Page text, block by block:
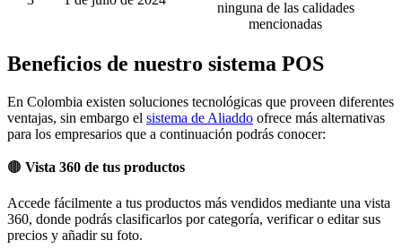
ninguna de las calidades
mencionadas
Beneficios de nuestro sistema POS
En Colombia existen soluciones tecnológicas que proveen diferentes
ventajas, sin embargo el sistema de Aliaddo ofrece más alternativas
para los empresarios que a continuación podrás conocer:
🟤 Vista 360 de tus productos
Accede fácilmente a tus productos más vendidos mediante una vista
360, donde podrás clasificarlos por categoría, verificar o editar sus
precios y añadir su foto.